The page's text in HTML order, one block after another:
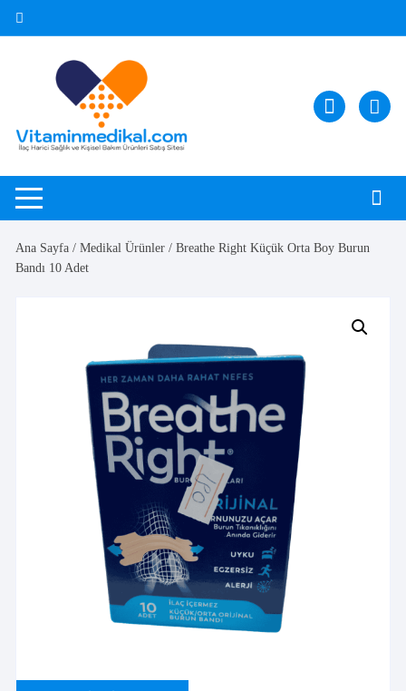
Skip
Ana Sayfa /Medikal Ürünler / Breathe Right Küçük Orta Boy Burun
Bandı 10 Adet